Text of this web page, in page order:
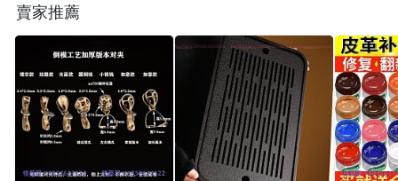
純銀飾品配件
包頭涼鞋
防水輕便旅行包袋
高爾夫球桿套
赫本裙
賣家推薦